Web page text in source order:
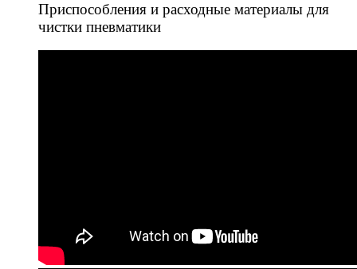
Приспособления и расходные материалы для
чистки пневматики